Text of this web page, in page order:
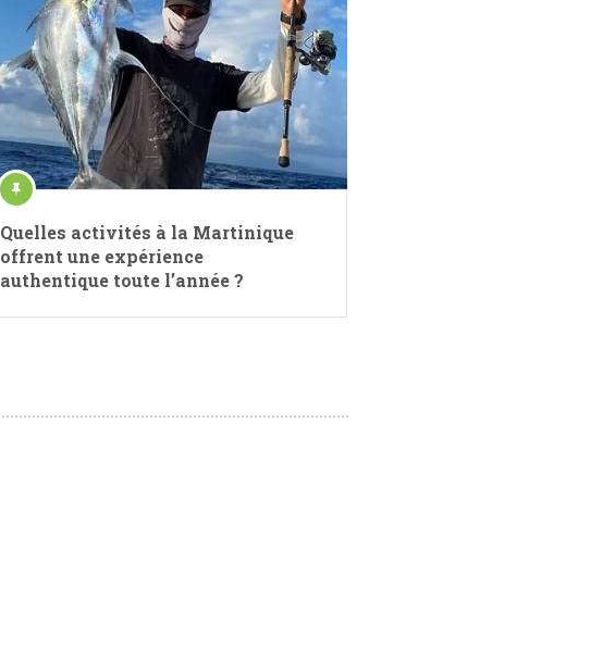
Quelles activités à la Martinique
offrent une expérience
authentique toute l’année ?